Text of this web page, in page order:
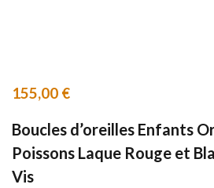
155,00 €
Boucles d’oreilles Enfants
Poissons Laque Rouge et
Vis